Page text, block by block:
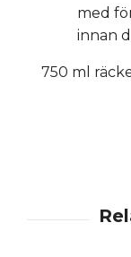
med
innan
750 ml